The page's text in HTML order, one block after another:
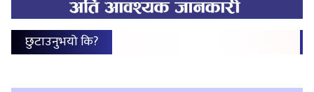
छुटाउनुभयो कि?